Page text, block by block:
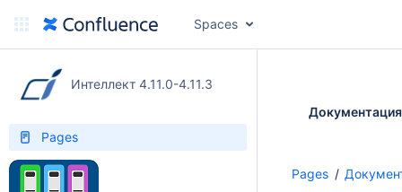
Spaces
Интеллект 4.11.0-4.11.3
Pages
Pages